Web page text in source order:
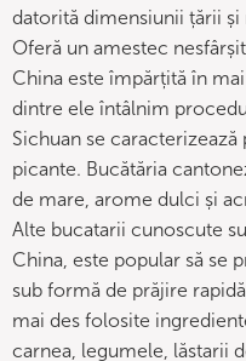
datorită dimensiunii țării
Oferă un amestec
China este împărțită în
dintre ele întâlnim
Sichuan se caracterizează
picante. Bucătăria
de mare, arome dulci și
Alte bucatarii cunoscute
China, este popular să se
sub formă de prăjire
mai des folosite
carnea, legumele, lăstarii